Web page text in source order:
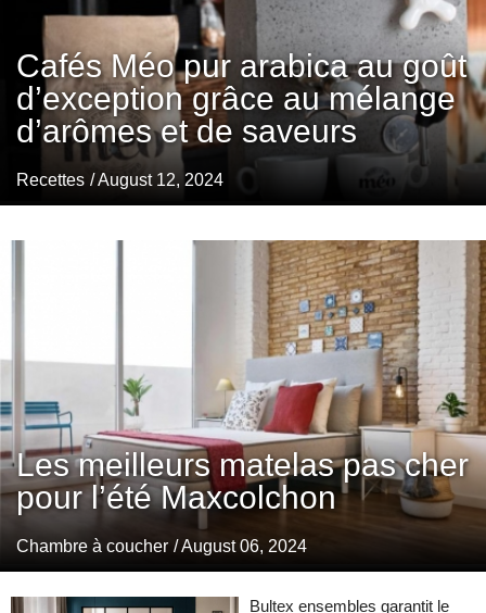
Cafés Méo pur arabica au goût
d’exception grâce au mélange
d’arômes et de saveurs
Recettes / August 12, 2024
Les meilleurs matelas pas cher
pour l’été Maxcolchon
Chambre à coucher / August 06, 2024
Bultex ensembles garantit le